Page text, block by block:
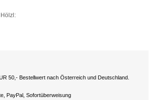
50,- Bestellwert nach Österreich und Deutschland.
PayPal, Sofortüberweisung